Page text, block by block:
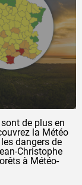
de plus en
la Météo
dangers de
Christophe
à Météo-